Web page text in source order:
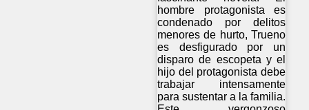
hombre protagonista es
condenado por delitos
menores de hurto, Trueno
es desfigurado por un
disparo de escopeta y el
hijo del protagonista debe
trabajar intensamente
para sustentar a la familia.